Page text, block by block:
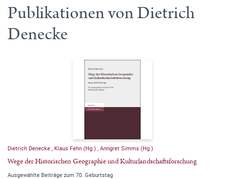
Publikationen von Dietrich
Denecke
Dietrich Denecke Klaus Fehn (Hg.) Anngret Simms (Hg.)
Wege der Historischen Geographie und Kulturlandschaftsforschung
Ausgewählte Beiträge zum 70. Geburtstag